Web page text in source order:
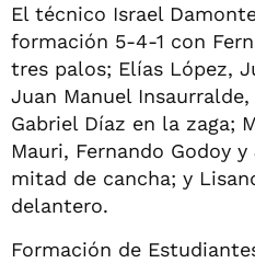
El técnico Israel
formación 5-4-1 con
tres palos; Elías López,
Juan Manuel
Gabriel Díaz en la zaga;
Mauri, Fernando Godoy
mitad de cancha; y
delantero.
Formación de